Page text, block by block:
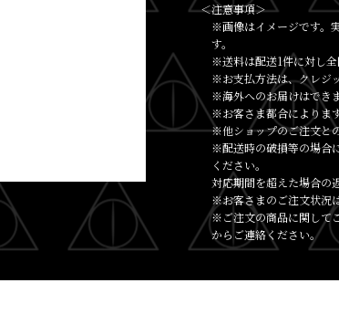
＜注意事項＞
※画像はイメージです。
す。
※送料は配送1件に対し全
※お支払方法は、クレジ
※海外へのお届けはでき
※お客さま都合によりま
※他ショップのご注文と
※配送時の破損等の場合
ください。
対応期間を超えた場合の
※お客さまのご注文状況
※ご注文の商品に関して
からご連絡ください。